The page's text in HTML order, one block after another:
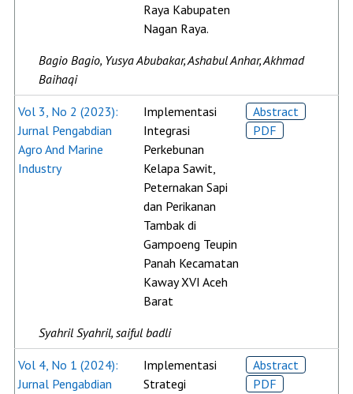
Raya Kabupaten
Nagan Raya.
Bagio Bagio, Yusya Abubakar, Ashabul Anhar, Akhmad
Baihaqi
Vol 3, No 2 (2023):
Jurnal Pengabdian
Agro And Marine
Industry
Implementasi
Integrasi
Perkebunan
Kelapa Sawit,
Peternakan Sapi
dan Perikanan
Tambak di
Gampoeng Teupin
Panah Kecamatan
Kaway XVI Aceh
Barat
Abstract
PDF
Syahril Syahril, saiful badli
Vol 4, No 1 (2024):
Jurnal Pengabdian
Implementasi
Strategi
Abstract
PDF